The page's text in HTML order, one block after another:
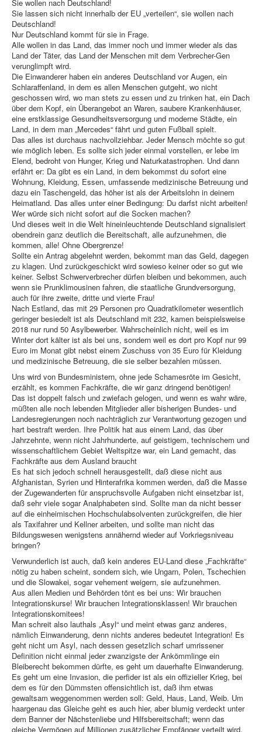
Sie wollen nach Deutschland!
Sie lassen sich nicht innerhalb der EU „verteilen“, sie wollen nach
Deutschland!
Nur Deutschland kommt für sie in Frage.
Alle wollen in das Land, das immer noch und immer wieder als das
Land der Täter, das Land der Menschen mit dem Verbrecher-Gen
verunglimpft wird.
Die Einwanderer haben ein anderes Deutschland vor Augen, ein
Schlaraffenland, in dem es allen Menschen gutgeht, wo nicht
geschossen wird, wo man stets zu essen und zu trinken hat, ein Dach
über dem Kopf, ein Überangebot an Waren, saubere Krankenhäuser,
eine erstklassige Gesundheitsversorgung und moderne Städte, ein
Land, in dem man „Mercedes“ fährt und guten Fußball spielt.
Das alles ist durchaus nachvollziehbar. Jeder Mensch möchte so gut
wie möglich leben. Es sollte sich jeder einmal vorstellen, er lebe im
Elend, bedroht von Hunger, Krieg und Naturkatastrophen. Und dann
erfährt er: Da gibt es ein Land, in dem bekommst du sofort eine
Wohnung, Kleidung, Essen, umfassende medizinische Betreuung und
dazu ein Taschengeld, das höher ist als der Arbeitslohn in deinem
Heimatland. Das alles unter einer Bedingung: Du darfst nicht arbeiten!
Wer würde sich nicht sofort auf die Socken machen?
Und dieses weit in die Welt hineinleuchtende Deutschland signalisiert
obendrein ganz deutlich die Bereitschaft, alle aufzunehmen, die
kommen, alle! Ohne Obergrenze!
Sollte ein Antrag abgelehnt werden, bekommt man das Geld, dagegen
zu klagen. Und zurückgeschickt wird sowieso keiner oder so gut wie
keiner. Selbst Schwerverbrecher dürfen bleiben und bekommen, auch
wenn sie Prunklimousinen fahren, die staatliche Grundversorgung,
auch für ihre zweite, dritte und vierte Frau!
Nach Estland, das mit 29 Personen pro Quadratkilometer wesentlich
geringer besiedelt ist als Deutschland mit 232, kamen beispielsweise
2018 nur rund 50 Asylbewerber. Wahrscheinlich nicht, weil es im
Winter dort kälter ist als bei uns, sondern weil es dort pro Kopf nur 99
Euro im Monat gibt nebst einem Zuschuss von 35 Euro für Kleidung
und medizinische Betreuung, die sie selber bezahlen müssen.
Uns wird von Bundesministern, ohne jede Schamesröte im Gesicht,
erzählt, es kommen Fachkräfte, die wir ganz dringend benötigen!
Das ist doppelt falsch und zwiefach gelogen, und wenn es wahr wäre,
müßten alle noch lebenden Mitglieder aller bisherigen Bundes- und
Landesregierungen noch nachträglich zur Verantwortung gezogen und
hart bestraft werden. Ihre Politik hat aus einem Land, das über
Jahrzehnte, wenn nicht Jahrhunderte, auf geistigem, technischem und
wissenschaftlichem Gebiet Weltspitze war, ein Land gemacht, das
Fachkräfte aus dem Ausland braucht
Es hat sich jedoch schnell herausgestellt, daß diese nicht aus
Afghanistan, Syrien und Hinterafrika kommen werden, daß die Masse
der Zugewanderten für anspruchsvolle Aufgaben nicht einsetzbar ist,
daß sehr viele sogar Analphabeten sind. Sollte man da nicht besser
auf die einheimischen Hochschulabsolventen zurückgreifen, die hier
als Taxifahrer und Kellner arbeiten, und sollte man nicht das
Bildungswesen wenigstens annähernd wieder auf Vorkriegsniveau
bringen?
Verwunderlich ist auch, daß kein anderes EU-Land diese „Fachkräfte“
nötig zu haben scheint, sondern sich, wie Ungarn, Polen, Tschechien
und die Slowakei, sogar vehement weigern, sie aufzunehmen.
Aus allen Medien und Behörden tönt es bei uns: Wir brauchen
Integrationskurse! Wir brauchen Integrationsklassen! Wir brauchen
Integrationskomitees!
Man schreit also lauthals „Asyl“ und meint etwas ganz anderes,
nämlich Einwanderung, denn nichts anderes bedeutet Integration! Es
geht nicht um Asyl, nach dessen gesetzlich scharf umrissener
Definition nicht einmal jeder zwanzigste der Ankömmlinge ein
Bleiberecht bekommen dürfte, es geht um dauerhafte Einwanderung.
Es geht um eine Invasion, die perfider ist als ein offizieller Krieg, bei
dem es für den Dümmsten offensichtlich ist, daß ihm etwas
gewaltsam weggenommen werden soll: Geld, Haus, Land, Weib. Um
haargenau das Gleiche geht es auch hier, aber blumig verdeckt unter
dem Banner der Nächstenliebe und Hilfsbereitschaft; wenn das
gleiche Vermögen auf Millionen zusätzlicher Empfänger verteilt wird,